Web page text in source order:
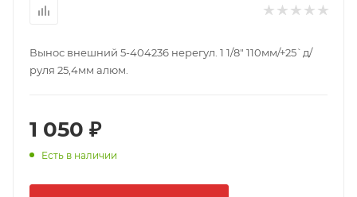
Вынос внешний 5-404236 нерегул. 1 1/8" 110мм/+25`д/
руля 25,4мм алюм.
1 050 ₽
Есть в наличии